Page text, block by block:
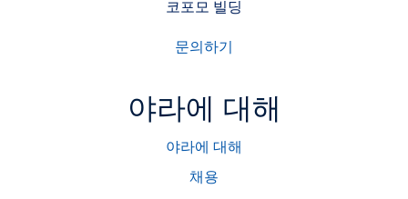
코포모 빌딩
문의하기
야라에 대해
야라에 대해
채용